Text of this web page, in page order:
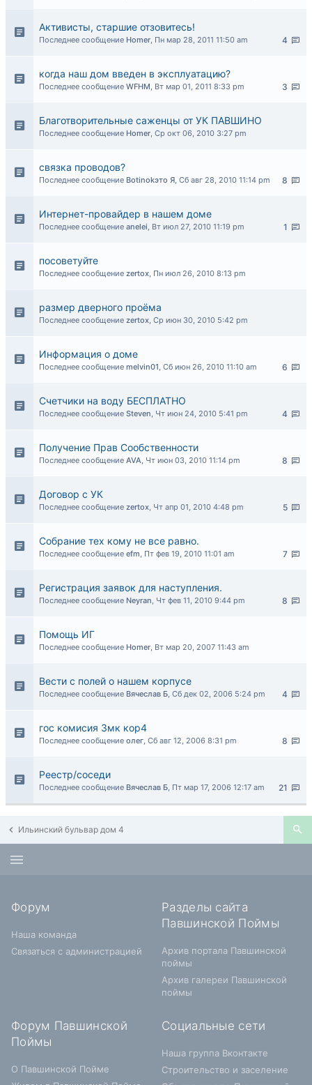
Активисты, старшие отзовитесь!
4
Последнее сообщение Homer, Пн мар 28, 2011 11:50 am
когда наш дом введен в эксплуатацию?
3
Последнее сообщение WFHM, Вт мар 01, 2011 8:33 pm
Благотворительные саженцы от УК ПАВШИНО
Последнее сообщение Homer, Ср окт 06, 2010 3:27 pm
связка проводов?
8
Последнее сообщение Botinokэто Я, Сб авг 28, 2010 11:14 pm
Интернет-провайдер в нашем доме
1
Последнее сообщение anelei, Вт июл 27, 2010 11:19 pm
посоветуйте
Последнее сообщение zertox, Пн июл 26, 2010 8:13 pm
размер дверного проёма
Последнее сообщение zertox, Ср июн 30, 2010 5:42 pm
Информация о доме
6
Последнее сообщение melvin01, Сб июн 26, 2010 11:10 am
Счетчики на воду БЕСПЛАТНО
4
Последнее сообщение Steven, Чт июн 24, 2010 5:41 pm
Получение Прав Сообственности
8
Последнее сообщение AVA, Чт июн 03, 2010 11:14 pm
Договор с УК
5
Последнее сообщение zertox, Чт апр 01, 2010 4:48 pm
Собрание тех кому не все равно.
7
Последнее сообщение efm, Пт фев 19, 2010 11:01 am
Регистрация заявок для наступления.
8
Последнее сообщение Neyran, Чт фев 11, 2010 9:44 pm
Помощь ИГ
Последнее сообщение Homer, Вт мар 20, 2007 11:43 am
Вести с полей о нашем корпусе
4
Последнее сообщение Вячеслав Б, Сб дек 02, 2006 5:24 pm
гос комисия 3мк кор4
8
Последнее сообщение олег, Сб авг 12, 2006 8:31 pm
Реестр/соседи
21
Последнее сообщение Вячеслав Б, Пт мар 17, 2006 12:17 am
Ильинский бульвар дом 4
Форум
Наша команда
Связаться с администрацией
Разделы сайта
Павшинской Поймы
Архив портала Павшинской
поймы
Архив галереи Павшинской
поймы
Форум Павшинской
Поймы
О Павшинской Пойме
Социальные сети
Наша группа Вконтакте
Строительство и заселение